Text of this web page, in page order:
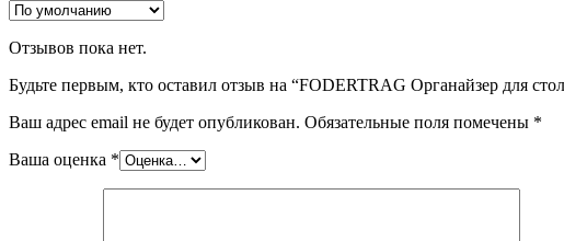
Отзывов пока нет.
Будьте первым, кто оставил отзыв на “FODERTRAG Органайзер для
Ваш адрес email не будет опубликован. Обязательные поля помечены *
Ваша оценка *